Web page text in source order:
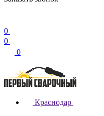
0
0
0
Краснодар